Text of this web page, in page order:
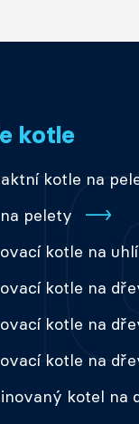
kotle
kotle na
pelety
kotle na
kotle na
kotle na
kotle na
kotel na